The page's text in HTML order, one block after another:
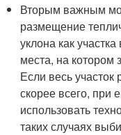
Вторым важным
размещение
уклона как
места, на котором
Если весь
скорее всего, при
использовать
таких случаях